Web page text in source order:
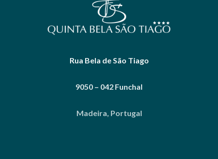
Rua Bela de São Tiago
9050 – 042 Funchal
Madeira, Portugal